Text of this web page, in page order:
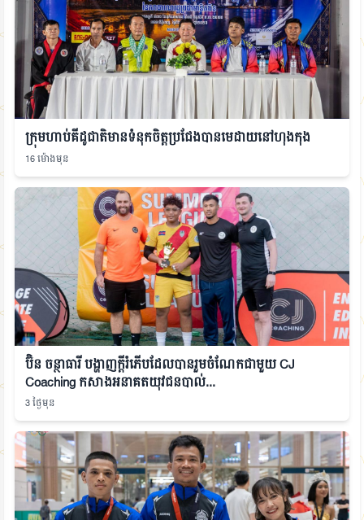
ក្រុមហាប់គីដូជាតិមានទំនុកចិត្តប្រជែងបានមេដាយនៅហុងកុង
16 ម៉ោងមុន
ប៊ិន ចន្ថាធារី បង្ហាញក្ដីរំភើបដែលបានរួមចំណែកជាមួយ CJ
Coaching កសាងអនាគតយុវជនបាល់...
3 ថ្ងៃមុន